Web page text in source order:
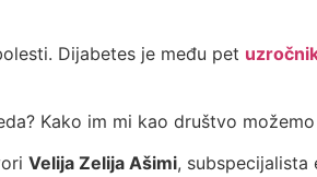
Dijabetes je među pet
Kako im mi kao društvo
Velija Zelija Ašimi,